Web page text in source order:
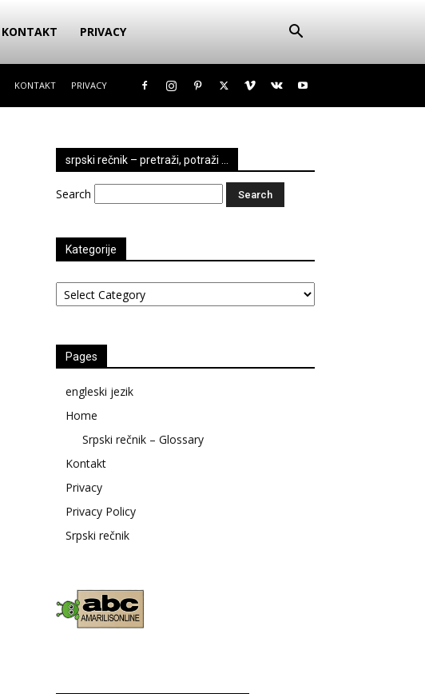
KONTAKT PRIVACY
KONTAKT PRIVACY
srpski rečnik – pretraži, potraži …
Search
Kategorije
Kategorije
Pages
engleski jezik
Home
Srpski rečnik – Glossary
Kontakt
Privacy
Privacy Policy
Srpski rečnik